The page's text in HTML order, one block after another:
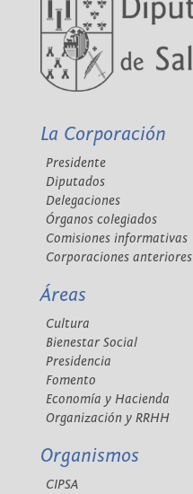
La Corporación
Presidente
Diputados
Delegaciones
Órganos colegiados
Comisiones informativas
Corporaciones anteriores
Áreas
Cultura
Bienestar Social
Presidencia
Fomento
Economía y Hacienda
Organización y RRHH
Organismos
CIPSA